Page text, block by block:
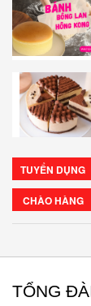
TUYỂN DỤNG
CHÀO HÀNG
TỔNG